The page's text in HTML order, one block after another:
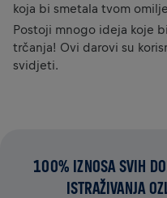
koja bi smetala tvom
Postoji mnogo ideja koje
trčanja! Ovi darovi su
svidjeti.
100% IZNOSA SVIH
ISTRAŽIVANJA